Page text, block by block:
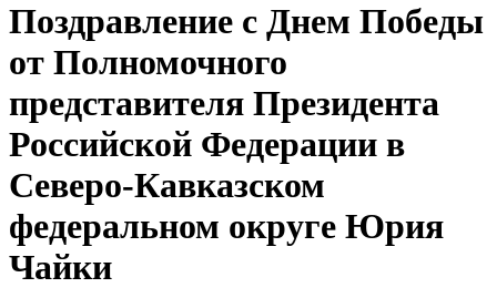
Поздравление с Днем Победы
от Полномочного
представителя Президента
Российской Федерации в
Северо-Кавказском
федеральном округе Юрия
Чайки